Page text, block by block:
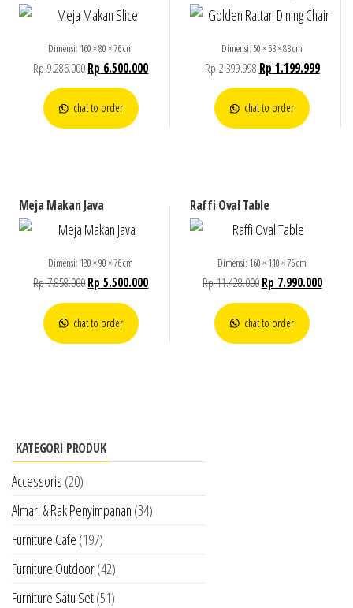
Dimensi: 160 × 80 × 76 cm
Rp9.286.000Rp 6.500.000
chat to order
Dimensi: 50 × 53 × 83 cm
Rp2.399.998 Rp 1.199.999
chat to order
Meja Makan Java
Dimensi: 180 × 90 × 76 cm
Rp7.858.000Rp 5.500.000
chat to order
Raffi Oval Table
Dimensi: 160 × 110 × 76 cm
Rp11.428.000 Rp 7.990.000
chat to order
KATEGORI PRODUK
Accessoris (20)
Almari & Rak Penyimpanan (34)
Furniture Cafe (197)
Furniture Outdoor(42)
Furniture Satu Set(51)